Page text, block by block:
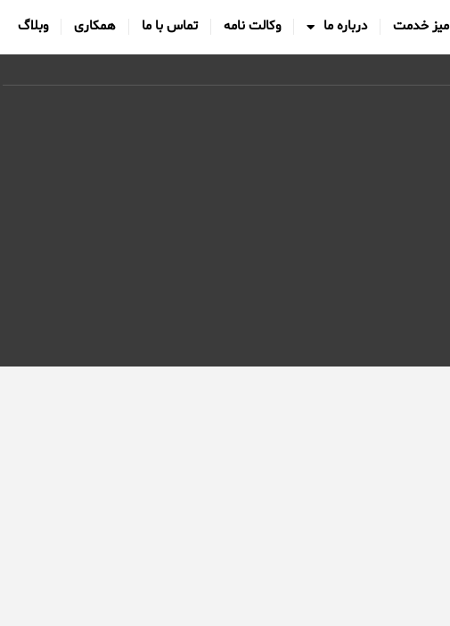
میز خدمت درباره ما وکالت نامه تماس با ما همکاری وبلاگ